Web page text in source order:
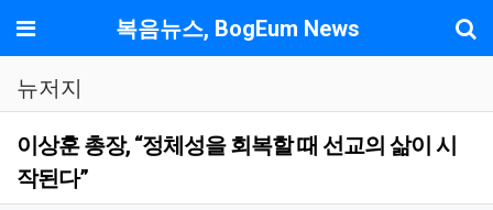
메뉴 복음뉴스, BogEum News
뉴저지
이상훈 총장, “정체성을 회복할 때 선교의 삶이 시
작된다”